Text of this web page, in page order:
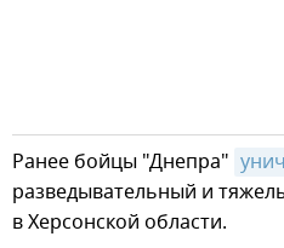
Ранее бойцы "Днепра"
разведывательный и
в Херсонской области.